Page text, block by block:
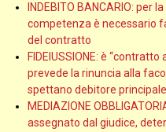
INDEBITO BANCARIO: per
competenza è necessario
del contratto
FIDEIUSSIONE: è
prevede la rinuncia alla
spettano debitore principale
MEDIAZIONE
assegnato dal giudice,